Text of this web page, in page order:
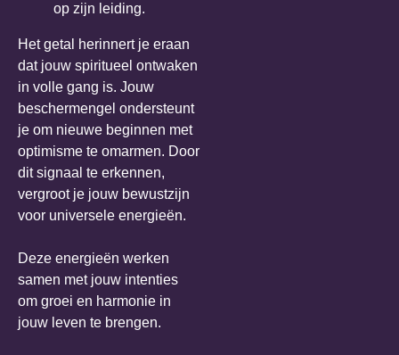
op zijn leiding.
Het getal herinnert je eraan
dat jouw spiritueel ontwaken
in volle gang is. Jouw
beschermengel ondersteunt
je om nieuwe beginnen met
optimisme te omarmen. Door
dit signaal te erkennen,
vergroot je jouw bewustzijn
voor universele energieën.
Deze energieën werken
samen met jouw intenties
om groei en harmonie in
jouw leven te brengen.